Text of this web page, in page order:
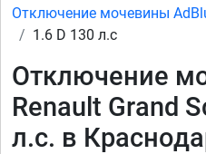
Отключение мочевины
1.6 D 130 л.с
Отключение
Renault Grand
л.с. в